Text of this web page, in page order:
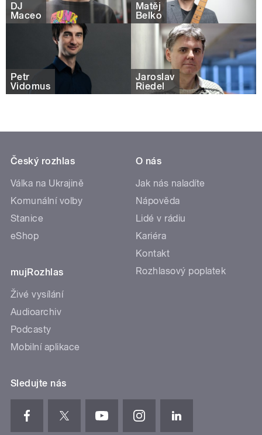
DJ
Maceo
Matěj
Belko
Petr
Vidomus
Jaroslav
Riedel
Český rozhlas
Válka na Ukrajině
Komunální volby
Stanice
eShop
mujRozhlas
Živé vysílání
Audioarchiv
Podcasty
Mobilní aplikace
O nás
Jak nás naladíte
Nápověda
Lidé v rádiu
Kariéra
Kontakt
Rozhlasový poplatek
Sledujte nás